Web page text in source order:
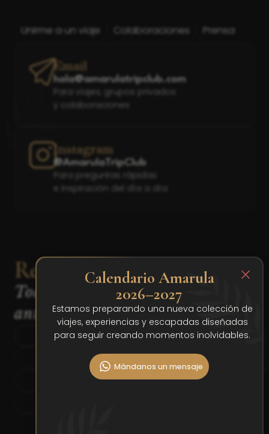
Unirme a un viaje Colaboraciones Prensa
Email
hola@amarulatripclub.com
Para viajes, grupos privados
y colaboraciones
Instagram
@AmarulaTripClub
Para preguntas rápidas
e inspiración del día a día
Resolvemos tus dudas
Todo lo que necesitas saber
antes de unirte
Sobre Amarula Trip Club
Sobre los viajes
Reservas y pagos
Calendario Amarula
2026–2027
Estamos preparando una nueva colección de
viajes, experiencias y escapadas diseñadas
para seguir creando momentos inolvidables.
Mándanos un mensaje